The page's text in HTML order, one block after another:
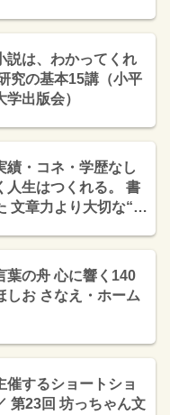
説は、わかってくれ
究の基本15講（小平
出版会）
績・コネ・学歴なし
人生はつくれる。 書
文章力より大切な“書
）
葉の舟 心に響く140
しお さなえ・ホーム
催するショートショ
第23回 坊っちゃん文